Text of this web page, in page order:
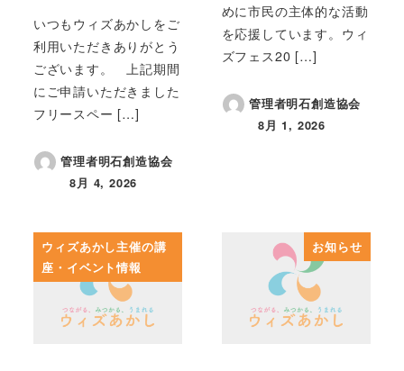
いつもウィズあかしをご
利用いただきありがとう
ございます。 上記期間
にご申請いただきました
フリースペー […]
管理者明石創造協会
投稿日
8月 4, 2026
めに市民の主体的な活動
を応援しています。ウィ
ズフェス20 […]
管理者明石創造協会
投稿日
8月 1, 2026
ウィズあかし主催の講
座・イベント情報
お知らせ